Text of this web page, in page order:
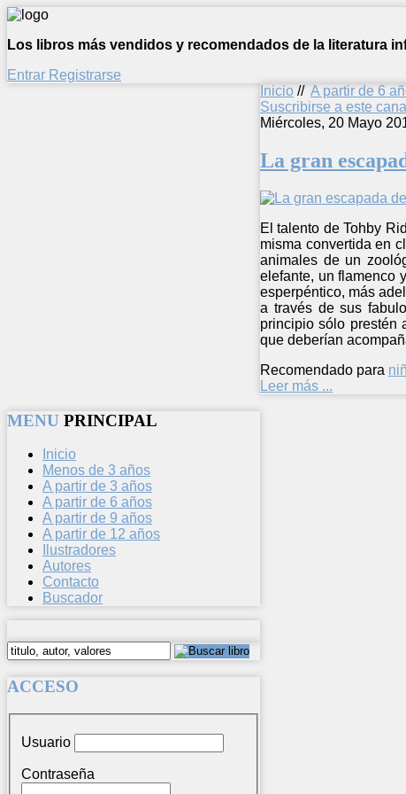
Los libros más vendidos y recomendados de la literatura
Entrar Registrarse
Inicio // A partir de 6
Suscribirse a este
Miércoles, 20 Mayo
La gran
El talento de Tohby
misma convertida en
animales de un
elefante, un flamenco
esperpéntico, más
a través de sus
principio sólo prestén
que deberían
Recomendado para
Leer más ...
MENU PRINCIPAL
Inicio
Menos de 3 años
A partir de 3 años
A partir de 6 años
A partir de 9 años
A partir de 12 años
Ilustradores
Autores
Contacto
Buscador
ACCESO
Usuario
Contraseña